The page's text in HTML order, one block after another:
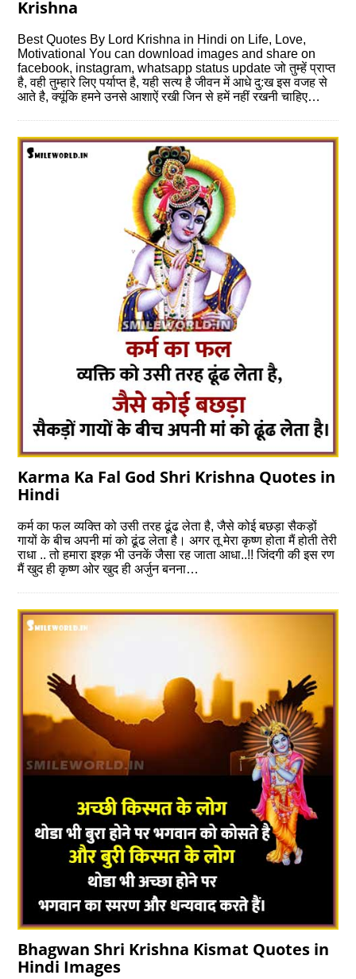
Krishna
Best Quotes By Lord Krishna in Hindi on Life, Love,
Motivational You can download images and share on
facebook, instagram, whatsapp status update जो तुम्‍हें प्राप्‍त
है, वही तुम्‍हारे लिए पर्याप्त है, यही सत्‍य है जीवन में आधे दु:ख इस वजह से
आते है, क्यूंकि हमने उनसे आशाऐं रखी जिन से हमें नहीं रखनी चाहिए…
Karma Ka Fal God Shri Krishna Quotes in
Hindi
कर्म का फल व्यक्ति को उसी तरह ढूंढ लेता है, जैसे कोई बछड़ा सैकड़ों
गायों के बीच अपनी मां को ढूंढ लेता है। अगर तू मेरा कृष्ण होता मैं होती तेरी
राधा .. तो हमारा इश्क़ भी उनकें जैसा रह जाता आधा..!! जिंदगी की इस रण
मैं खुद ही कृष्ण ओर खुद ही अर्जुन बनना…
Bhagwan Shri Krishna Kismat Quotes in
Hindi Images